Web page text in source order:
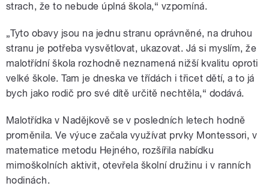
strach, že to nebude úplná škola,“ vzpomíná.
„Tyto obavy jsou na jednu stranu oprávněné, na druhou
stranu je potřeba vysvětlovat, ukazovat. Já si myslím, že
malotřídní škola rozhodně neznamená nižší kvalitu oproti
velké škole. Tam je dneska ve třídách i třicet dětí, a to já
bych jako rodič pro své dítě určitě nechtěla,“ dodává.
Malotřídka v Nadějkově se v posledních letech hodně
proměnila. Ve výuce začala využívat prvky Montessori, v
matematice metodu Hejného, rozšířila nabídku
mimoškolních aktivit, otevřela školní družinu i v ranních
hodinách.